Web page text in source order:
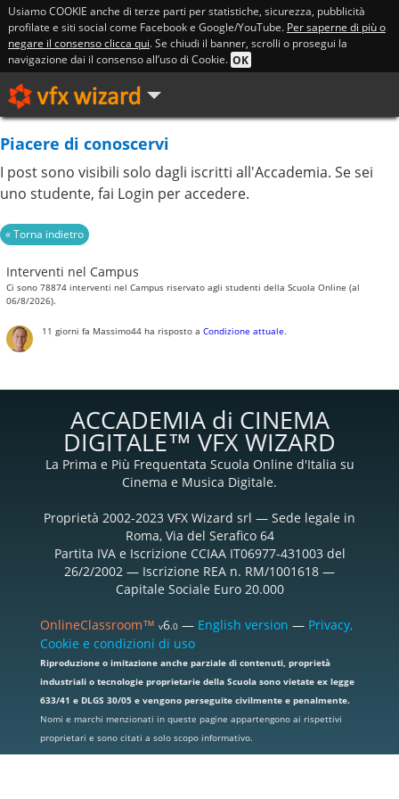
Usiamo COOKIE anche di terze parti per statistiche, sicurezza, pubblicità
profilate e siti social come Facebook e Google/YouTube. Per saperne di più o
negare il consenso clicca qui. Se chiudi il banner, scrolli o prosegui la
navigazione dai il consenso all’uso di Cookie. OK
Piacere di conoscervi
I post sono visibili solo dagli iscritti all'Accademia. Se sei
uno studente, fai Login per accedere.
Interventi nel Campus
Ci sono 78874 interventi nel Campus riservato agli studenti della Scuola Online (al
06/8/2026).
11 giorni fa Massimo44ha risposto a Condizione attuale.
ACCADEMIA di CINEMA
DIGITALE™ VFX WIZARD
La Prima e Più Frequentata Scuola Online d'Italia su
Cinema e Musica Digitale.
Proprietà 2002-2023 VFX Wizard srl — Sede legale in
Roma, Via del Serafico 64
Partita IVA e Iscrizione CCIAA IT06977-431003 del
26/2/2002 — Iscrizione REA n. RM/1001618 —
Capitale Sociale Euro 20.000
OnlineClassroom™ v6.0— English version — Privacy,
Cookie e condizioni di uso
Riproduzione o imitazione anche parziale di contenuti, proprietà
industriali o tecnologie proprietarie della Scuola sono vietate ex legge
633/41 e DLGS 30/05 e vengono perseguite civilmente e penalmente.
Nomi e marchi menzionati in queste pagine appartengono ai rispettivi
proprietari e sono citati a solo scopo informativo.